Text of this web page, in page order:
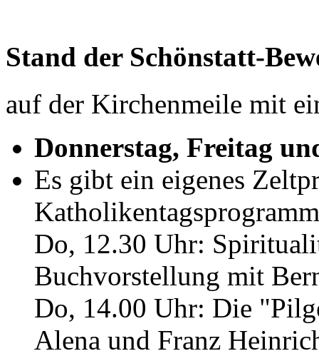
Stand der Schönstatt-
auf der Kirchenmeile mit
Donnerstag, Freitag
Es gibt ein eigenes
Do, 12.30 Uhr:
Buchvorstellung mit
Do, 14.00 Uhr: Die
Alena und Franz